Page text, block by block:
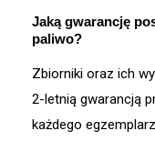
Jaką gwarancję
paliwo?
Zbiorniki oraz ich
2-letnią gwarancją
każdego